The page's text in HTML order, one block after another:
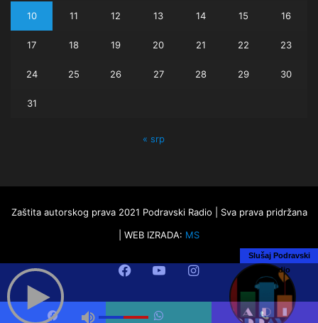
10 11 12 13 14 15 16
17 18 19 20 21 22 23
24 25 26 27 28 29 30
31
« srp
Zaštita autorskog prava 2021 Podravski Radio | Sva prava pridržana
| WEB IZRADA: MS
FacebookYouTubeInstagram
Slušaj Podravski
Radio